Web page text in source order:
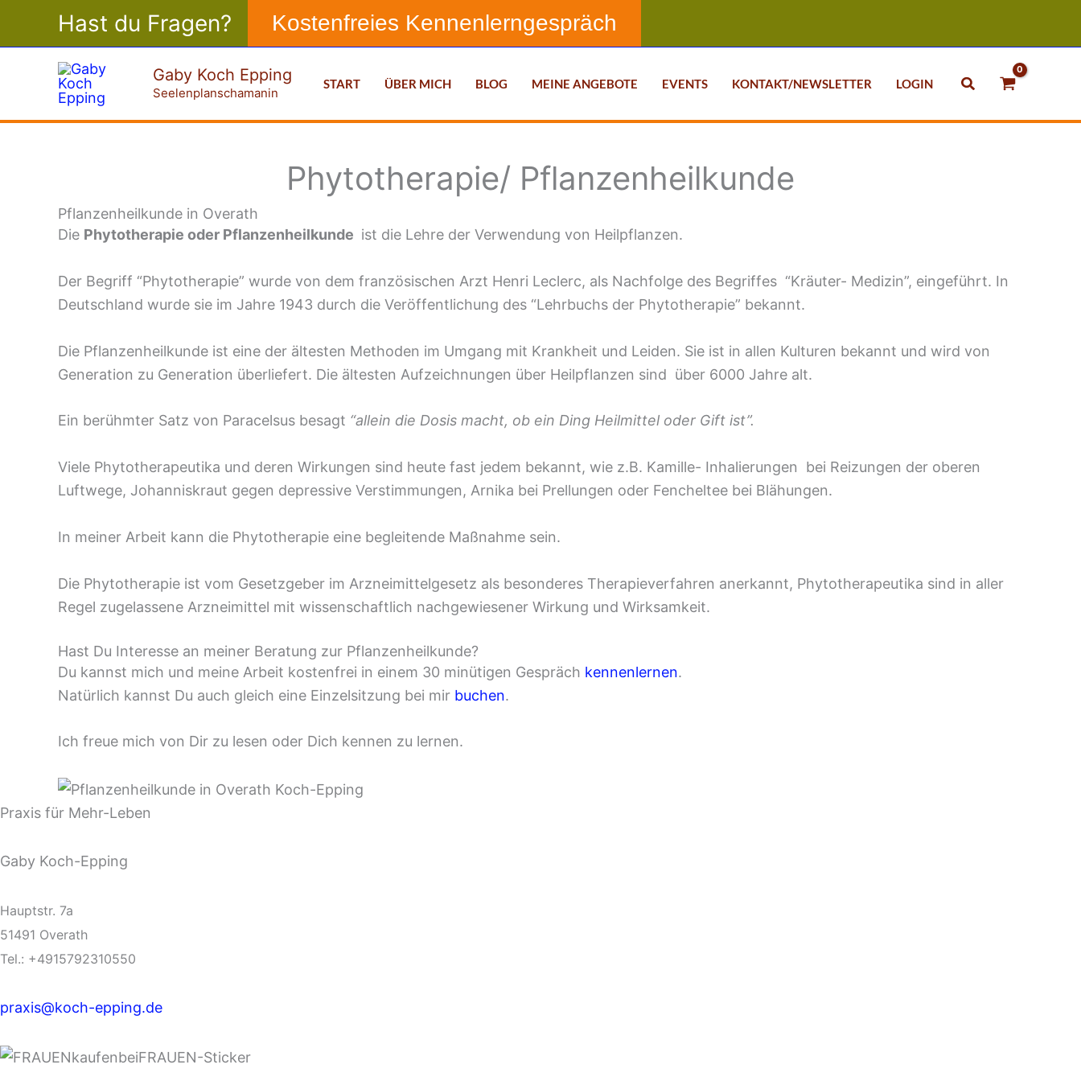
Hast du Fragen? Kostenfreies Kennenlerngespräch
Gaby Koch Epping
Seelenplanschamanin
START ÜBER MICH BLOG MEINE ANGEBOTE EVENTS KONTAKT/NEWSLETTER LOGIN Suchen
Phytotherapie/ Pflanzenheilkunde
Pflanzenheilkunde in Overath
Die Phytotherapie oder Pflanzenheilkunde ist die Lehre der Verwendung von Heilpflanzen.
Der Begriff “Phytotherapie” wurde von dem französischen Arzt Henri Leclerc, als Nachfolge des Begriffes “Kräuter- Medizin”, eingeführt. In
Deutschland wurde sie im Jahre 1943 durch die Veröffentlichung des “Lehrbuchs der Phytotherapie” bekannt.
Die Pflanzenheilkunde ist eine der ältesten Methoden im Umgang mit Krankheit und Leiden. Sie ist in allen Kulturen bekannt und wird von
Generation zu Generation überliefert. Die ältesten Aufzeichnungen über Heilpflanzen sind über 6000 Jahre alt.
Ein berühmter Satz von Paracelsus besagt “allein die Dosis macht, ob ein Ding Heilmittel oder Gift ist”.
Viele Phytotherapeutika und deren Wirkungen sind heute fast jedem bekannt, wie z.B. Kamille- Inhalierungen bei Reizungen der oberen
Luftwege, Johanniskraut gegen depressive Verstimmungen, Arnika bei Prellungen oder Fencheltee bei Blähungen.
In meiner Arbeit kann die Phytotherapie eine begleitende Maßnahme sein.
Die Phytotherapie ist vom Gesetzgeber im Arzneimittelgesetz als besonderes Therapieverfahren anerkannt, Phytotherapeutika sind in aller
Regel zugelassene Arzneimittel mit wissenschaftlich nachgewiesener Wirkung und Wirksamkeit.
Hast Du Interesse an meiner Beratung zur Pflanzenheilkunde?
Du kannst mich und meine Arbeit kostenfrei in einem 30 minütigen Gespräch kennenlernen.
Natürlich kannst Du auch gleich eine Einzelsitzung bei mir buchen.
Ich freue mich von Dir zu lesen oder Dich kennen zu lernen.
Praxis für Mehr-Leben
Gaby Koch-Epping
Hauptstr. 7a
51491 Overath
Tel.: +4915792310550
praxis@koch-epping.de